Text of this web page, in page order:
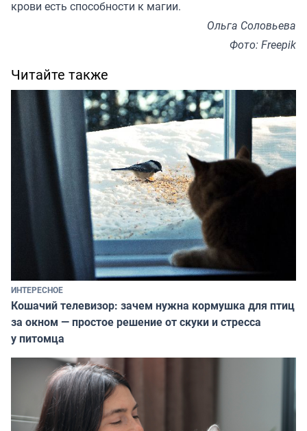
крови есть способности к магии.
Ольга Соловьева
Фото: Freepik
Читайте также
ИНТЕРЕСНОЕ
Кошачий телевизор: зачем нужна кормушка для птиц
за окном — простое решение от скуки и стресса
у питомца